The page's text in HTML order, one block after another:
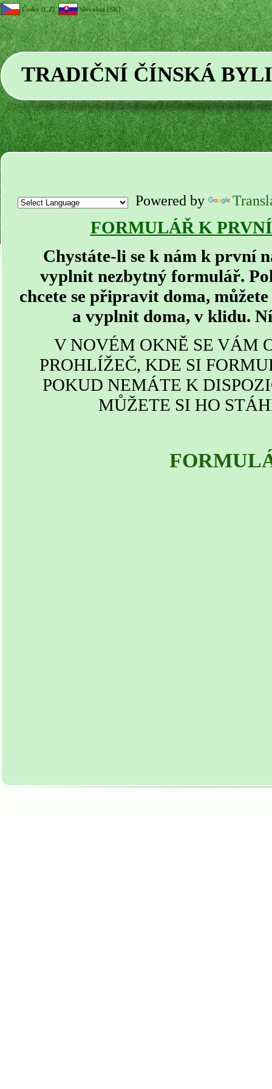
TRADIČNÍ ČÍNSKÁ
Česky [CZ] Slovakia [SK]
Powered by
FORMULÁŘ K
Chystáte-li se k nám k první
vyplnit nezbytný formulář.
chcete se připravit doma,
a vyplnit doma, v klidu.
V NOVÉM OKNĚ SE VÁM
PROHLÍŽEČ, KDE SI
POKUD NEMÁTE K
MŮŽETE SI HO